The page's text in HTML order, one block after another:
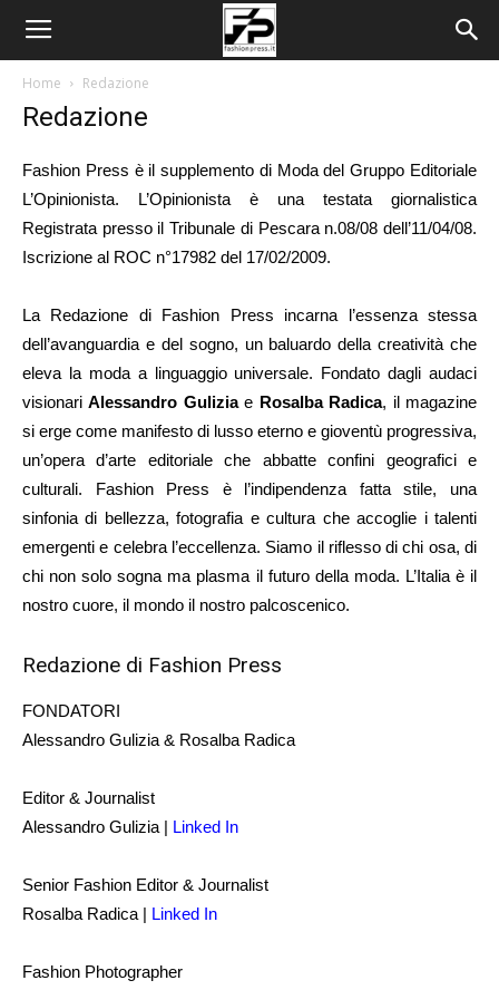
Home Redazione
Redazione
Fashion Press è il supplemento di Moda del Gruppo Editoriale
L’Opinionista. L’Opinionista è una testata giornalistica
Registrata presso il Tribunale di Pescara n.08/08 dell’11/04/08.
Iscrizione al ROC n°17982 del 17/02/2009.
La Redazione di Fashion Press incarna l’essenza stessa
dell’avanguardia e del sogno, un baluardo della creatività che
eleva la moda a linguaggio universale. Fondato dagli audaci
visionariAlessandro Guliziae Rosalba Radica, il magazine
si erge come manifesto di lusso eterno e gioventù progressiva,
un’opera d’arte editoriale che abbatte confini geografici e
culturali. Fashion Press è l’indipendenza fatta stile, una
sinfonia di bellezza, fotografia e cultura che accoglie i talenti
emergenti e celebra l’eccellenza. Siamo il riflesso di chi osa, di
chi non solo sogna ma plasma il futuro della moda. L’Italia è il
nostro cuore, il mondo il nostro palcoscenico.
Redazione di Fashion Press
FONDATORI
Alessandro Gulizia & Rosalba Radica
Editor & Journalist
Alessandro Gulizia | Linked In
Senior Fashion Editor & Journalist
Rosalba Radica | Linked In
Fashion Photographer